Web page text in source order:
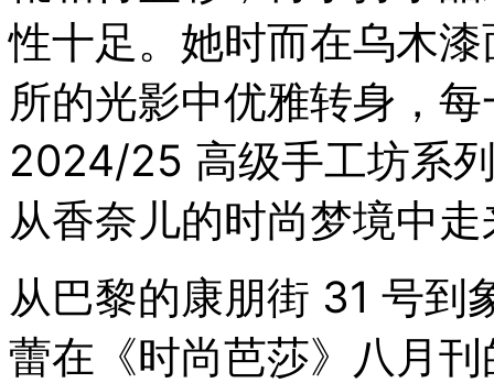
举
行。
越
千
年
性十足。她时而在乌木
所的光影中优雅转身，
2024/25 高级手工坊系
从香奈儿的时尚梦境中
从巴黎的康朋街 31 号到
蕾在《时尚芭莎》八月